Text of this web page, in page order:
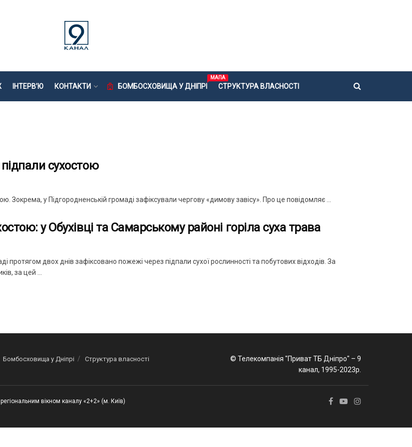
ІНТЕРВ’Ю КОНТАКТИ БОМБОСХОВИЩА У ДНІПРІ
МАПА
СТРУКТУРА ВЛАСНОСТІ
сухостою
Зокрема, у Підгородненській громаді зафіксували чергову «димову завісу». Про це повідомляє ...
у Обухівці та Самарському районі горіла суха трава
протягом двох днів зафіксовано пожежі через підпали сухої рослинності та побутових відходів. За
за цей ...
Бомбосховища у Дніпрі Структура власності
© Телекомпанія "Приват ТБ Дніпро" – 9
канал, 1995-2023р.
вікном каналу «2+2» (м. Київ)